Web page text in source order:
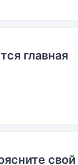
главная
свой